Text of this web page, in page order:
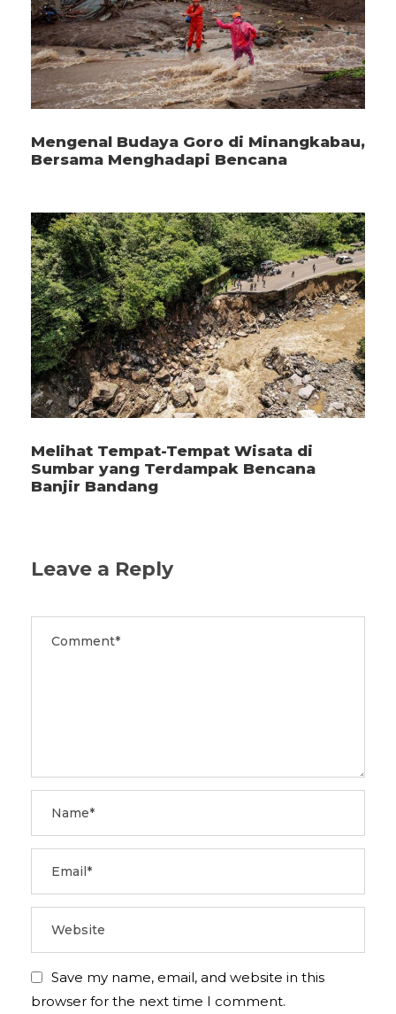
Mengenal Budaya Goro di Minangkabau,
Bersama Menghadapi Bencana
Melihat Tempat-Tempat Wisata di
Sumbar yang Terdampak Bencana
Banjir Bandang
Leave a Reply
Save my name, email, and website in this
browser for the next time I comment.